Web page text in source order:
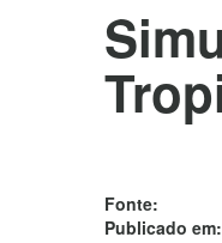
Fonte:
Publicado em: